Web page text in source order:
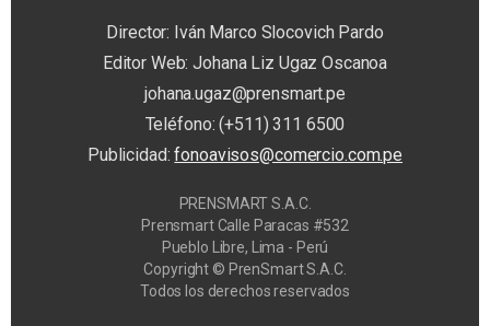
Director: Iván Marco Slocovich Pardo
Editor Web: Johana Liz Ugaz Oscanoa
johana.ugaz@prensmart.pe
Teléfono: (+511) 311 6500
Publicidad:fonoavisos@comercio.com.pe
PRENSMART S.A.C.
Prensmart Calle Paracas #532
Pueblo Libre, Lima - Perú
Copyright © PrenSmart S.A.C.
Todos los derechos reservados